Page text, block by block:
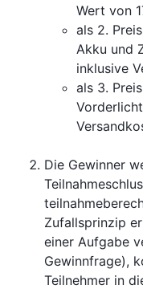
Wert von
als 2.
Akku und
inklusive
als 3.
Die Gewinner
Zufallsprinzip
einer Aufgabe
Gewinnfrage),
Teilnehmer in